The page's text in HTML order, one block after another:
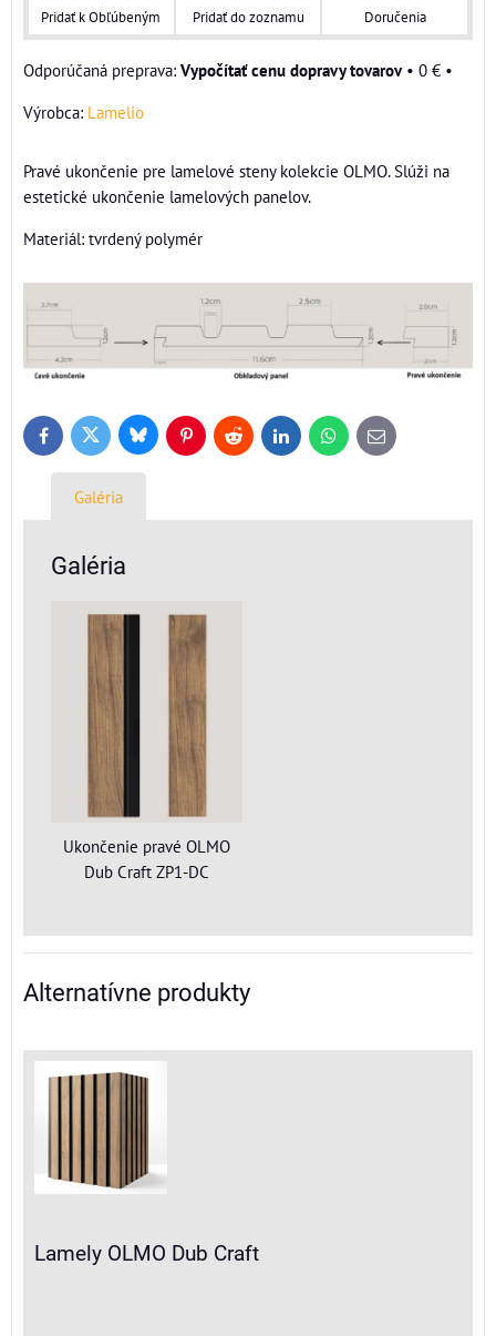
Pridať k Obľúbeným Pridať do zoznamu Doručenia
Vypočítať cenu dopravy tovarov• 0 € •
Výrobca: Lamelio
Pravé ukončenie pre lamelové steny kolekcie OLMO. Slúži na
estetické ukončenie lamelových panelov.
Materiál: tvrdený polymér
FacebookTwitter BlueskyPinterestReddit LinkedInWhatsApp
E-
mail
Galéria
Galéria
Ukončenie pravé OLMO
Dub Craft ZP1-DC
Alternatívne produkty
Lamely OLMO Dub Craft